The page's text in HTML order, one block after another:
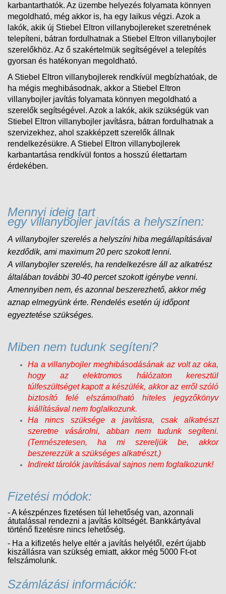
karbantarthatók. Az üzembe helyezés folyamata könnyen
megoldható, még akkor is, ha egy laikus végzi. Azok a
lakók, akik új Stiebel Eltron villanybojlereket szeretnének
telepíteni, bátran fordulhatnak a Stiebel Eltron villanybojler
szerelőkhöz. Az ő szakértelmük segítségével a telepítés
gyorsan és hatékonyan megoldható.
A Stiebel Eltron villanybojlerek rendkívül megbízhatóak, de
ha mégis meghibásodnak, akkor a Stiebel Eltron
villanybojler javítás folyamata könnyen megoldható a
szerelők segítségével. Azok a lakók, akik szükségük van
Stiebel Eltron villanybojler javításra, bátran fordulhatnak a
szervizekhez, ahol szakképzett szerelők állnak
rendelkezésükre. A Stiebel Eltron villanybojlerek
karbantartása rendkívül fontos a hosszú élettartam
érdekében.
Mennyi ideig tart
egy villanybojler javítás a helyszínen:
A villanybojler szerelés a helyszíni hiba megállapításával
kezdődik, ami maximum 20 perc szokott lenni.
A villanybojlerszerelés, ha rendelkezésre áll az alkatrész
általában további 30-40 percet szokott igénybe venni.
Amennyiben nem, és azonnal beszerezhető, akkor még
aznap elmegyünk érte. Rendelés esetén új időpont
egyeztetése szükséges.
Miben nem tudunk segíteni?
Ha a villanybojler meghibásodásának az volt az oka,
hogy az elektromos hálózaton keresztül
túlfeszültséget kapott a készülék, akkor az erről szóló
biztosító felé elszámolható hiteles jegyzőkönyv
kiállításával nem foglalkozunk.
Ha nincs szüksége a javításra, csak alkatrészt
szeretne vásárolni, abban nem tudunk segíteni.
(Természetesen, ha mi szereljük be, akkor
beszerezzük a szükséges alkatrészt.)
Indirekt tárolók javításával sajnos nem foglalkozunk!
Fizetési módok:
- A készpénzes fizetésen túl lehetőség van, azonnali
átutalással rendezni a javítás költségét. Bankkártyával
történő fizetésre nincs lehetőség.
- Ha a kifizetés helye eltér a javítás helyétől, ezért újabb
kiszállásra van szükség emiatt, akkor még 5000 Ft-ot
felszámolunk.
Számlázási információk: